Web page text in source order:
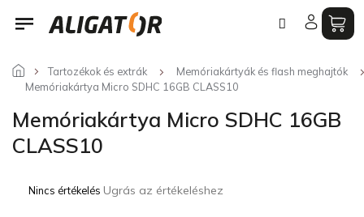
Ugrás
tartalomhoz
Tartozékok és extrák
Memóriakártyák és flash meghajtók
Memóriakártya Micro SDHC 16GB CLASS10
Memóriakártya Micro SDHC 16GB
CLASS10
ANincs értékelés Ugrás az értékeléshez